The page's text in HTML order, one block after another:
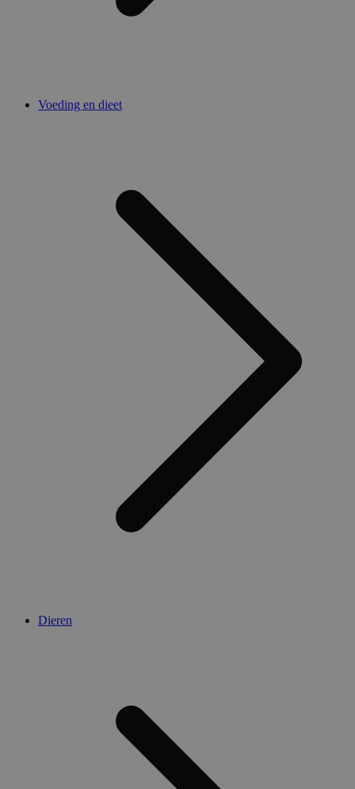
Voeding en dieet
Dieren